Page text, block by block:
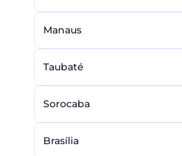
Manaus
Taubaté
Sorocaba
Brasília